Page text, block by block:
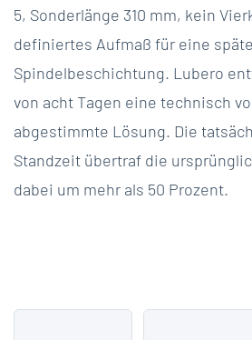
5, Sonderlänge 310 mm, kein
definiertes Aufmaß für eine
Spindelbeschichtung. Lubero
von acht Tagen eine technisch
abgestimmte Lösung. Die
Standzeit übertraf die
dabei um mehr als 50 Prozent.